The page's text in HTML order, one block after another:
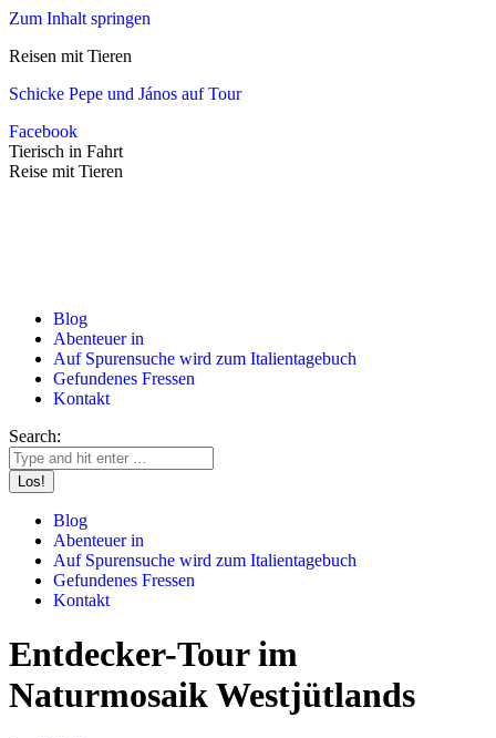
Zum Inhalt springen
Reisen mit Tieren
Schicke Pepe und János auf Tour
Facebook
Tierisch in Fahrt
Reise mit Tieren
Blog
Abenteuer in
Auf Spurensuche wird zum Italientagebuch
Gefundenes Fressen
Kontakt
Search:
Blog
Abenteuer in
Auf Spurensuche wird zum Italientagebuch
Gefundenes Fressen
Kontakt
Entdecker-Tour im
Naturmosaik Westjütlands